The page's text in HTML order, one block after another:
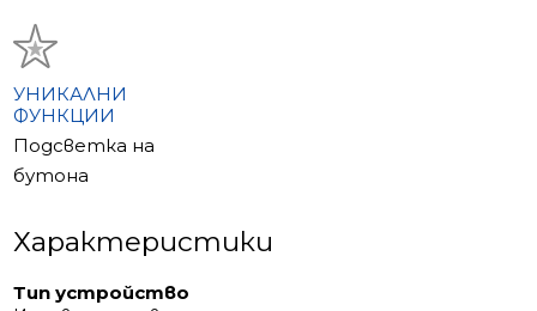
УНИКАЛНИ
ФУНКЦИИ
Подсветка на
бутона
Характеристики
Тип устройство